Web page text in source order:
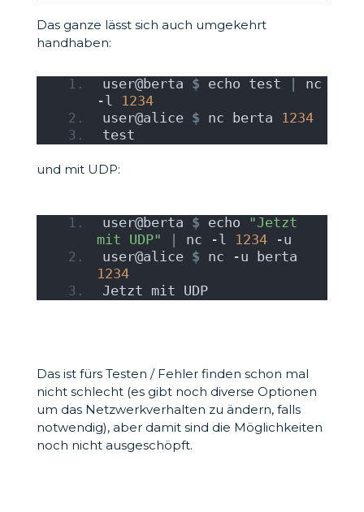
Das ganze lässt sich auch umgekehrt
handhaben:
user@berta $ echo test
nc
-l
1234
user@alice $ nc berta
1234
test
und mit UDP:
user@berta $ echo
"Jetzt
mit UDP"
nc -l 1234 -u
user@alice $
1234
Jetzt mit UDP
Das ist fürs Testen / Fehler finden schon mal
nicht schlecht (es gibt noch diverse Optionen
um das Netzwerkverhalten zu ändern, falls
notwendig), aber damit sind die Möglichkeiten
noch nicht ausgeschöpft.